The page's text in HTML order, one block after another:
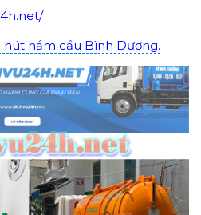
hút hầm cầu Bình Dương.